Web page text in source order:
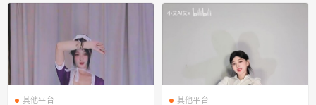
其他平台 其他平台